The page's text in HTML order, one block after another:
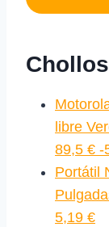
libre
89,5 € -
Portátil
5,19 €